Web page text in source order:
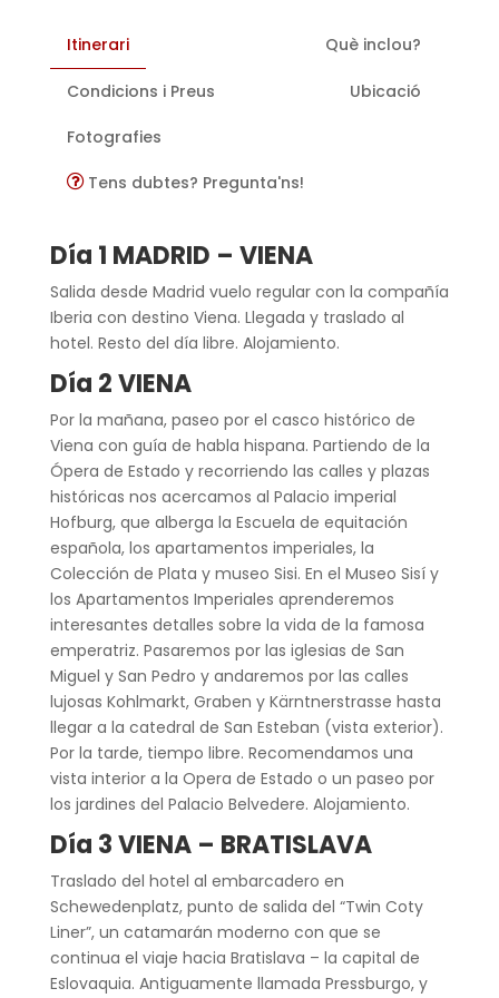
Itinerari Què inclou?
Condicions i Preus Ubicació
Fotografies
Tens dubtes? Pregunta'ns!
Día 1 MADRID – VIENA
Salida desde Madrid vuelo regular con la compañía
Iberia con destino Viena. Llegada y traslado al
hotel. Resto del día libre. Alojamiento.
Día 2 VIENA
Por la mañana, paseo por el casco histórico de
Viena con guía de habla hispana. Partiendo de la
Ópera de Estado y recorriendo las calles y plazas
históricas nos acercamos al Palacio imperial
Hofburg, que alberga la Escuela de equitación
española, los apartamentos imperiales, la
Colección de Plata y museo Sisi. En el Museo Sisí y
los Apartamentos Imperiales aprenderemos
interesantes detalles sobre la vida de la famosa
emperatriz. Pasaremos por las iglesias de San
Miguel y San Pedro y andaremos por las calles
lujosas Kohlmarkt, Graben y Kärntnerstrasse hasta
llegar a la catedral de San Esteban (vista exterior).
Por la tarde, tiempo libre. Recomendamos una
vista interior a la Opera de Estado o un paseo por
los jardines del Palacio Belvedere. Alojamiento.
Día 3 VIENA – BRATISLAVA
Traslado del hotel al embarcadero en
Schewedenplatz, punto de salida del “Twin Coty
Liner”, un catamarán moderno con que se
continua el viaje hacia Bratislava – la capital de
Eslovaquia. Antiguamente llamada Pressburgo, y